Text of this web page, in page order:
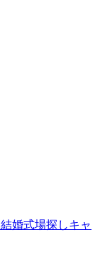
結婚式場探しキャ